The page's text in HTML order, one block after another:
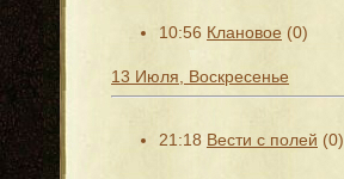
10:56 Клановое (0)
13 Июля, Воскресенье
21:18 Вести с полей (0)